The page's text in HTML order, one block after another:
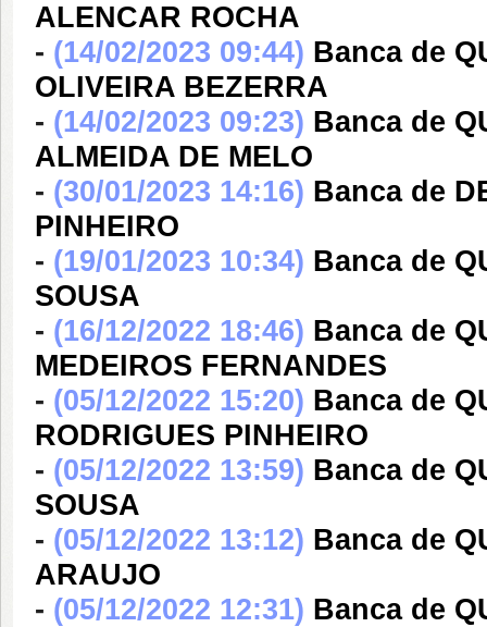
ALENCAR ROCHA
- (14/02/2023 09:44) Banca de
OLIVEIRA BEZERRA
- (14/02/2023 09:23) Banca de
ALMEIDA DE MELO
- (30/01/2023 14:16) Banca de
PINHEIRO
- (19/01/2023 10:34) Banca de
SOUSA
- (16/12/2022 18:46) Banca de
MEDEIROS FERNANDES
- (05/12/2022 15:20) Banca de
RODRIGUES PINHEIRO
- (05/12/2022 13:59) Banca de
SOUSA
- (05/12/2022 13:12) Banca de
ARAUJO
- (05/12/2022 12:31) Banca de